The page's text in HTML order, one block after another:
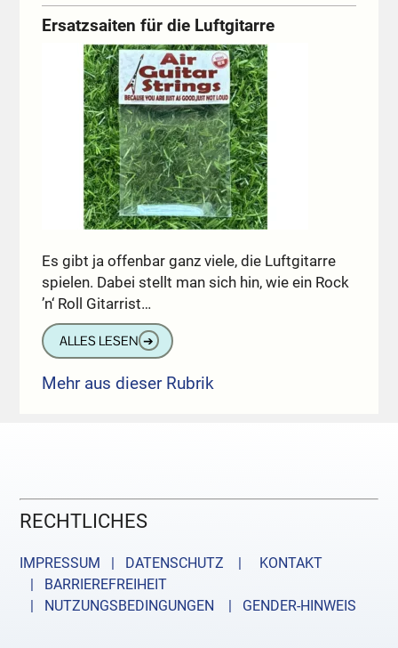
Ersatzsaiten für die Luftgitarre
Es gibt ja offenbar ganz viele, die Luftgitarre
spielen. Dabei stellt man sich hin, wie ein Rock
’n‘ Roll Gitarrist…
ALLES LESEN ➔
Mehr aus dieser Rubrik
RECHTLICHES
IMPRESSUM | DATENSCHUTZ |
KONTAKT
| BARRIEREFREIHEIT
| NUTZUNGSBEDINGUNGEN
| GENDER-HINWEIS